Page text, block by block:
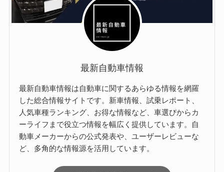
最新自動車情報
最新自動車情報は自動車に関するあらゆる情報を網羅
した総合情報サイトです。新車情報、試乗レポート、
人気車種ランキング、お得な情報など、車選びからカ
ーライフまで役立つ情報を幅広く提供しています。自
動車メーカーからの公式発表や、ユーザーレビューな
ど、多角的な情報源を活用しています。